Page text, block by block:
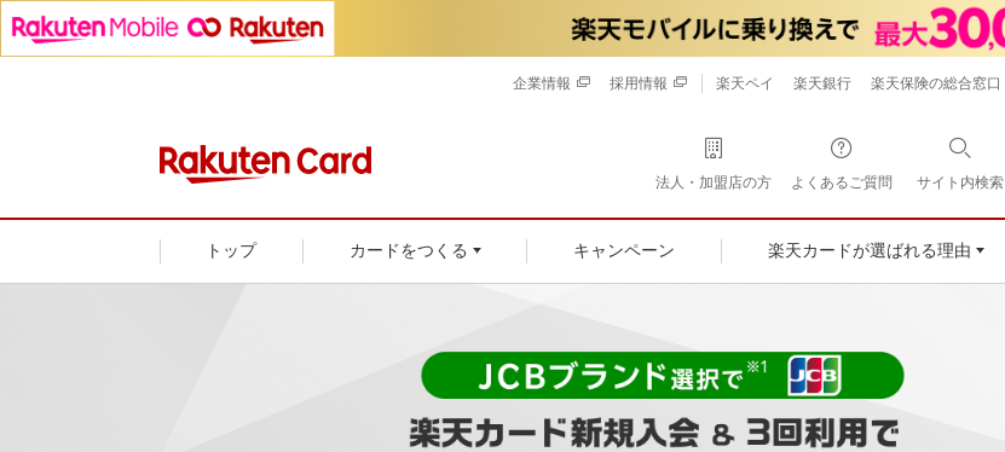
企業情報 採用情報 楽天ペイ 楽天銀行 楽天保険の総合窓口
法人・加盟店の方 よくあるご質問 サイト内検索
トップ カードをつくる キャンペーン 楽天カードが選ばれる理由